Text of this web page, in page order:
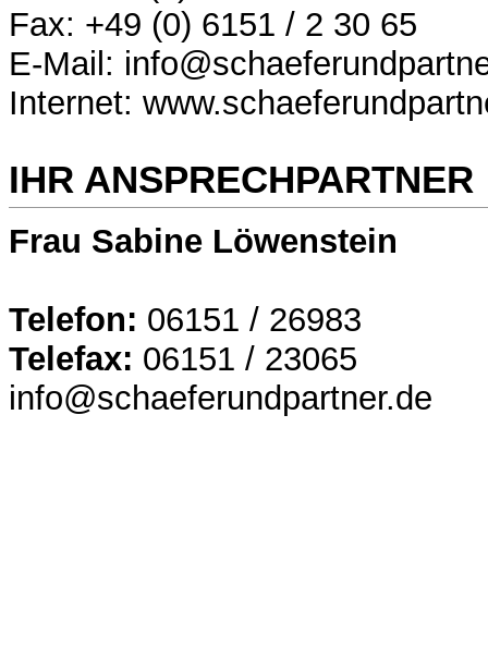
Fax: +49 (0) 6151 / 2 30 65
E-Mail:
Internet:
IHR ANSPRECHPARTNER
Frau Sabine Löwenstein
Telefon: 06151 / 26983
Telefax: 06151 / 23065
info@schaeferundpartner.de